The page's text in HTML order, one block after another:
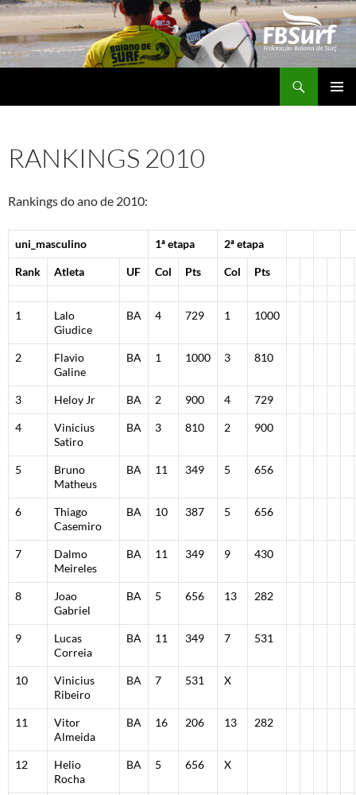
Pular
o
conteúdo
RANKINGS 2010
Rankings do ano de 2010:
uni_masculino 1ª etapa 2ª etapa
Rank Atleta UF Col Pts Col Pts
1
Lalo
Giudice
BA 4 729 1 1000
2
Flavio
Galine
BA 1 1000 3 810
3 Heloy Jr BA 2 900 4 729
4
Vinicius
Satiro
BA 3 810 2 900
5
Bruno
Matheus
BA 11 349 5 656
6
Thiago
Casemiro
BA 10 387 5 656
7
Dalmo
Meireles
BA 11 349 9 430
8
Joao
Gabriel
BA 5 656 13 282
9
Lucas
Correia
BA 11 349 7 531
10
Vinicius
Ribeiro
BA 7 531 X
11
Vitor
Almeida
BA 16 206 13 282
12
Helio
Rocha
BA 5 656 X